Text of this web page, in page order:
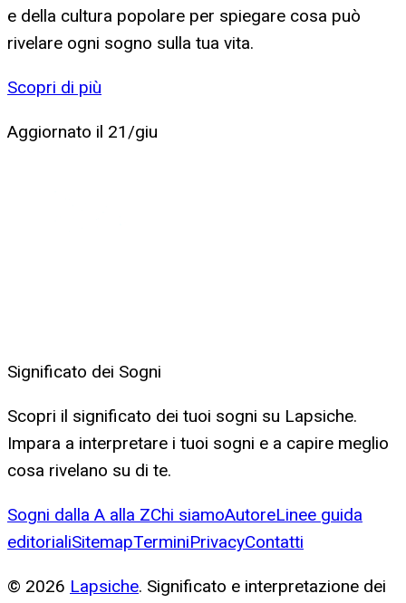
e della cultura popolare per spiegare cosa può
rivelare ogni sogno sulla tua vita.
Scopri di più
Aggiornato il 21/giu
Significato dei Sogni
Scopri il significato dei tuoi sogni su Lapsiche.
Impara a interpretare i tuoi sogni e a capire meglio
cosa rivelano su di te.
Sogni dalla A alla ZChi siamoAutoreLinee guida
editorialiSitemapTerminiPrivacyContatti
© 2026 Lapsiche. Significato e interpretazione dei